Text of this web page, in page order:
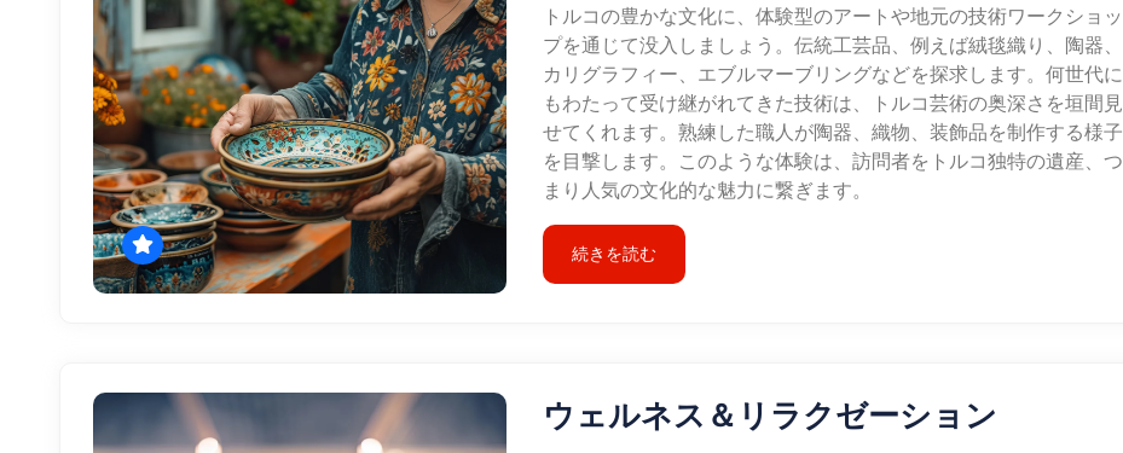
トルコの豊かな文化に、体験型のアートや地元の技術ワークショッ
プを通じて没入しましょう。伝統工芸品、例えば絨毯織り、陶器、
カリグラフィー、エブルマーブリングなどを探求します。何世代に
もわたって受け継がれてきた技術は、トルコ芸術の奥深さを垣間見
せてくれます。熟練した職人が陶器、織物、装飾品を制作する様子
を目撃します。このような体験は、訪問者をトルコ独特の遺産、つ
まり人気の文化的な魅力に繋ぎます。
続きを読む
ウェルネス＆リラクゼーション